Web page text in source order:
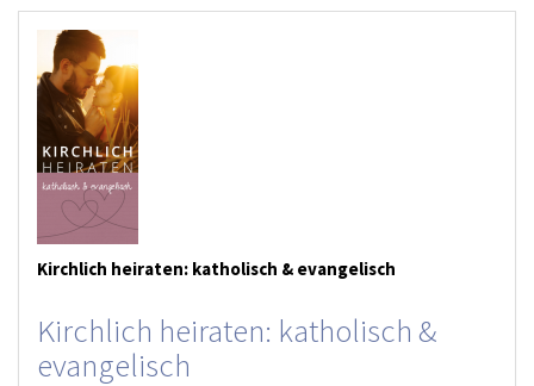
Kirchlich heiraten: katholisch & evangelisch
Kirchlich heiraten: katholisch &
evangelisch